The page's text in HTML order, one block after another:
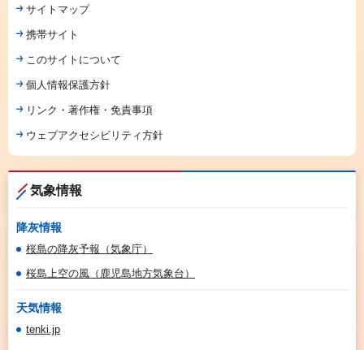
サイトマップ
携帯サイト
このサイトについて
個人情報保護方針
リンク・著作権・免責事項
ウェブアクセシビリティ方針
気象情報
降灰情報
桜島の降灰予報（気象庁）
桜島上空の風（鹿児島地方気象台）
天気情報
tenki.jp